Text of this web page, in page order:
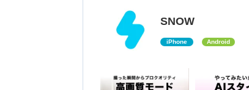
SNOW
iPhone Android